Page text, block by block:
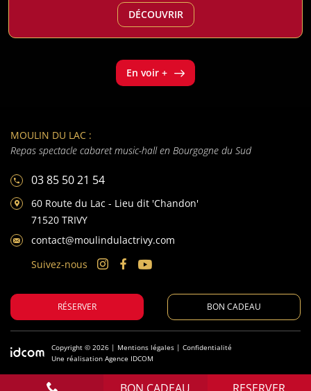
DÉCOUVRIR
En voir +
MOULIN DU LAC :
Repas spectacle cabaret music-hall en Bourgogne du Sud
03 85 50 21 54
60 Route du Lac - Lieu dit 'Chandon'
71520 TRIVY
contact@moulindulactrivy.com
Suivez-nous
RÉSERVER BON CADEAU
Copyright © 2026 | Mentions légales |Confidentialité
Une réalisationAgence IDCOM